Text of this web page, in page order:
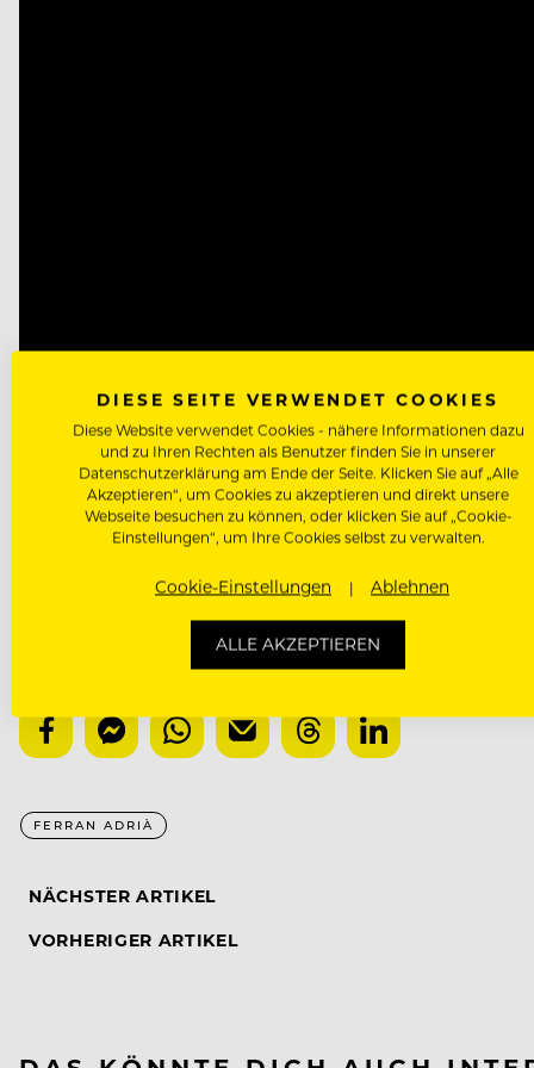
FERRAN ADRIÀ
NÄCHSTER ARTIKEL
VORHERIGER ARTIKEL
DIESE SEITE VERWENDET COOKIES
Diese Website verwendet Cookies - nähere Informationen dazu
und zu Ihren Rechten als Benutzer finden Sie in unserer
Datenschutzerklärung am Ende der Seite. Klicken Sie auf „Alle
Akzeptieren“, um Cookies zu akzeptieren und direkt unsere
Webseite besuchen zu können, oder klicken Sie auf „Cookie-
Einstellungen“, um Ihre Cookies selbst zu verwalten.
Cookie-Einstellungen Ablehnen
ALLE AKZEPTIEREN